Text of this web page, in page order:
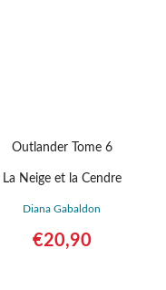
Outlander Tome 6
La Neige et la Cendre
Diana Gabaldon
€20,90